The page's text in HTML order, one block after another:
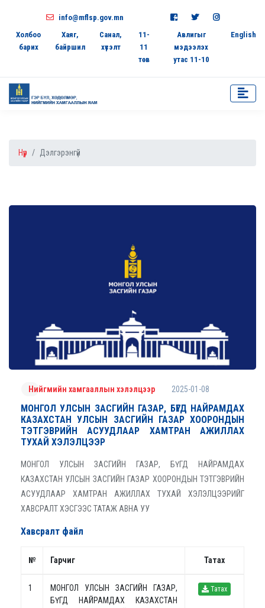
info@mflsp.gov.mn
Холбоо
барих
Хаяг,
байршил
Санал,
хүсэлт
11-
11
төв
Авлигыг
мэдээлэх
утас 11-10
English
Нүүр Дэлгэрэнгүй
Нийгмийн хамгааллын хэлэлцээр 2025-01-08
МОНГОЛ УЛСЫН ЗАСГИЙН ГАЗАР, БҮГД НАЙРАМДАХ
КАЗАХСТАН УЛСЫН ЗАСГИЙН ГАЗАР ХООРОНДЫН
ТЭТГЭВРИЙН АСУУДЛААР ХАМТРАН АЖИЛЛАХ
ТУХАЙ ХЭЛЭЛЦЭЭР
МОНГОЛ УЛСЫН ЗАСГИЙН ГАЗАР, БҮГД НАЙРАМДАХ
КАЗАХСТАН УЛСЫН ЗАСГИЙН ГАЗАР ХООРОНДЫН ТЭТГЭВРИЙН
АСУУДЛААР ХАМТРАН АЖИЛЛАХ ТУХАЙ ХЭЛЭЛЦЭЭРИЙГ
ХАВСРАЛТ ХЭСГЭЭС ТАТАЖ АВНА УУ
Хавсралт файл
№ Гарчиг Татах
1
МОНГОЛ УЛСЫН ЗАСГИЙН ГАЗАР,
БҮГД НАЙРАМДАХ КАЗАХСТАН
Татах